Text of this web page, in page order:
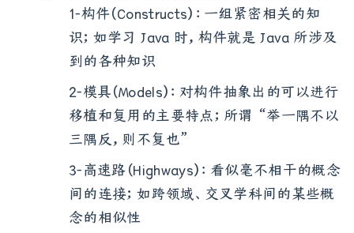
1-构件（Constructs）：一组紧密相关的知
识；如学习 Java 时，构件就是 Java 所涉及
到的各种知识
2-模具（Models）：对构件抽象出的可以进行
移植和复用的主要特点；所谓 “举一隅不以
三隅反，则不复也”
3-高速路（Highways）：看似毫不相干的概念
间的连接；如跨领域、交叉学科间的某些概
念的相似性